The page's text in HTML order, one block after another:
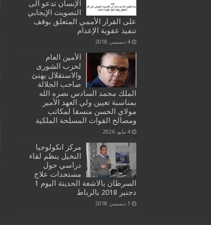
الإنسان تدعو الى
التصويت الإيجابي
على القرار الأممي المتعلق بوقف
تنفيذ عقوبة الإعدام
4 ديسمبر، 2018
الأمين العام
لحزب الشورى
والاستقلال يهنئ
صاحب الجلالة
الملك محمد السادس نصره الله
بمناسبة تعيين ولي العهد الأمير
مولاي الحسن منسقا لمكاتب
ومصالح القوات المسلحة الملكية
4 مايو، 2026
مركز انكولوجيا
النخيل ينظم لقاء
دراسي حول
مستجدات علاج
السرطان بالاشعة الحديتة اليوم 1
دجنبر 2018 بالرباط
1 ديسمبر، 2018